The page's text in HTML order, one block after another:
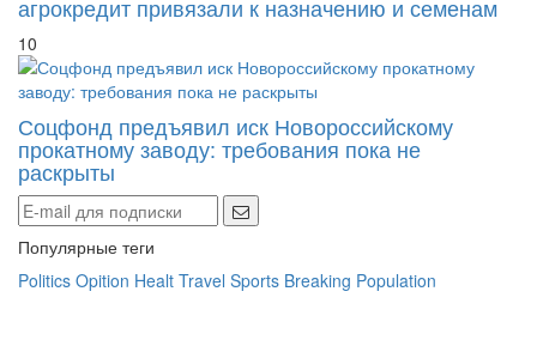
10
Соцфонд предъявил иск Новороссийскому
прокатному заводу: требования пока не
раскрыты
Популярные теги
Politics Opition Healt